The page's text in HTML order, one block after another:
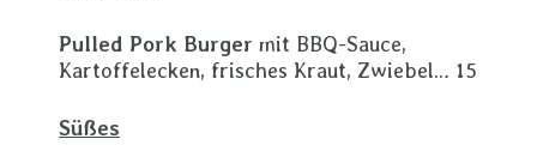
Pulled Pork Burger mit BBQ-Sauce,
Kartoffelecken, frisches Kraut, Zwiebel… 15
Süßes